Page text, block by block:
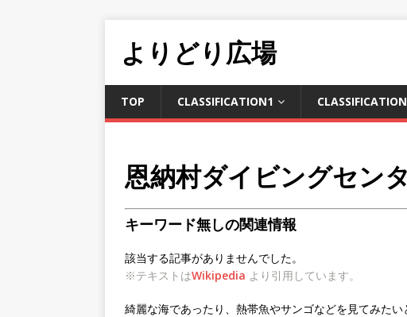
よりどり広場
TOP CLASSIFICATION1
恩納村ダイビングセン
キーワード無しの関連情報
該当する記事がありませんでした。
※テキストはWikipedia より引用しています。
綺麗な海であったり、熱帯魚やサンゴなどを見てみた